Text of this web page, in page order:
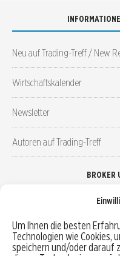
Um Ihnen die besten
Technologien wie Cookies,
speichern und/oder darauf
Neu auf Trading-Treff / New
Wirtschaftskalender
Newsletter
Autoren auf Trading-Treff
BROKER
Robo-Advisor vergleichen